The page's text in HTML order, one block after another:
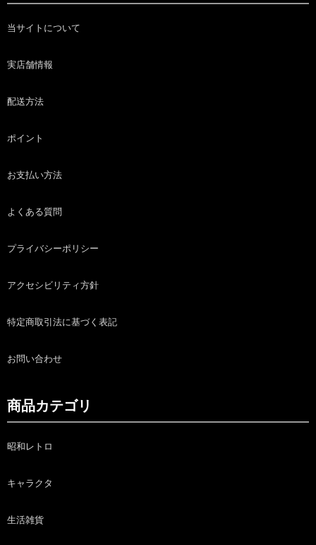
当サイトについて
実店舗情報
配送方法
ポイント
お支払い方法
よくある質問
プライバシーポリシー
アクセシビリティ方針
特定商取引法に基づく表記
お問い合わせ
商品カテゴリ
昭和レトロ
キャラクタ
生活雑貨